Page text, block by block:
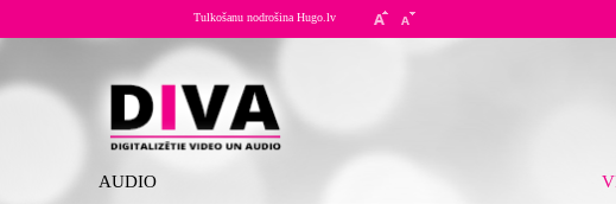
Tulkošanu nodrošina Hugo.lv
AUDIO